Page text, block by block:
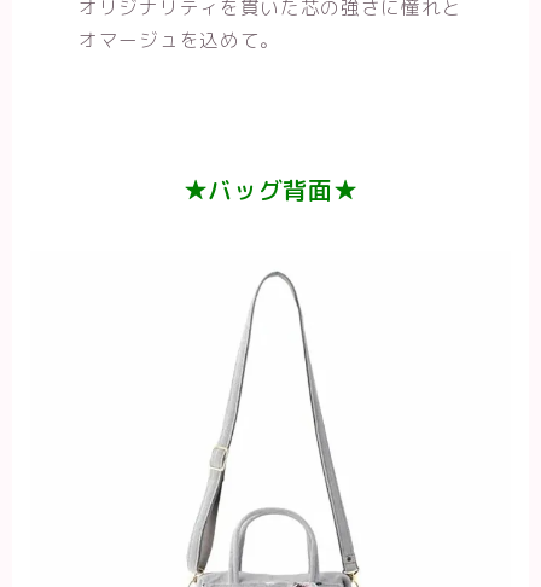
オリジナリティを貫いた芯の強さに憧れと
オマージュを込めて。
★バッグ背面★